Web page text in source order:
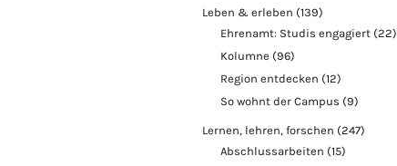
Leben & erleben (139)
Ehrenamt: Studis engagiert (22)
Kolumne (96)
Region entdecken (12)
So wohnt der Campus (9)
Lernen, lehren, forschen (247)
Abschlussarbeiten (15)